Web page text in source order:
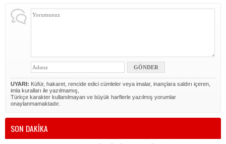
UYARI: Küfür, hakaret, rencide edici cümleler veya imalar, inançlara saldırı içeren,
imla kuralları ile yazılmamış,
Türkçe karakter kullanılmayan ve büyük harflerle yazılmış yorumlar
onaylanmamaktadır.
SON DAKİKA